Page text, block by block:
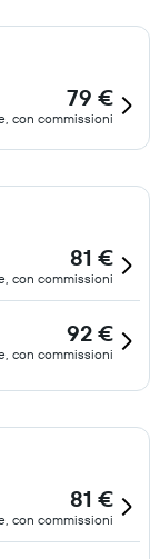
79 €
con commissioni
81 €
con commissioni
92 €
con commissioni
81 €
con commissioni